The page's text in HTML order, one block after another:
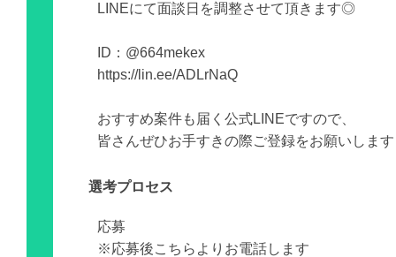
LINEにて面談日を調整させて頂きます◎
ID：@664mekex
https://lin.ee/ADLrNaQ
おすすめ案件も届く公式LINEですので、
皆さんぜひお手すきの際ご登録をお願いしま
選考プロセス
応募
※応募後こちらよりお電話します